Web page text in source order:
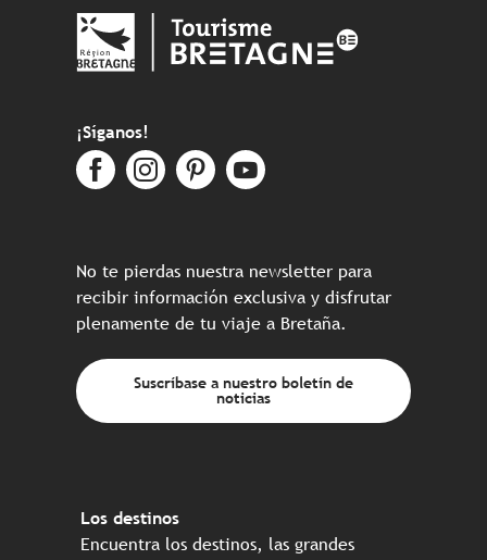
¡Síganos!
No te pierdas nuestra newsletter para
recibir información exclusiva y disfrutar
plenamente de tu viaje a Bretaña.
Suscríbase a nuestro boletín de
noticias
Los destinos
Encuentra los destinos, las grandes